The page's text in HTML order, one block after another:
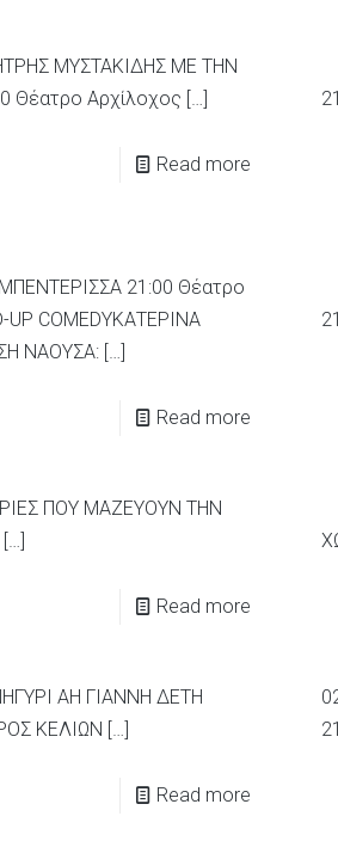
ΜΥΣΤΑΚΙΔΗΣ ΜΕ ΤΗΝ
Θέατρο Αρχίλοχος […]
Read more
21:00 Θέατρο
UP COMEDYΚΑΤΕΡΙΝΑ
ΝAΟΥΣΑ:[…]
Read more
ΠΟΥ ΜΑΖΕΥΟΥΝ ΤΗΝ
[…]
Read more
ΑΗ ΓΙΑΝΝΗ ΔΕΤΗ
ΚΕΛΙΩΝ […]
Read more